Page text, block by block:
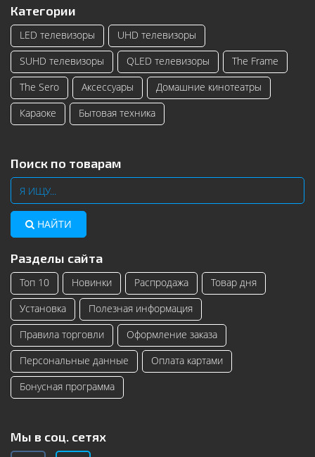
Категории
LED телевизоры
UHD телевизоры
SUHD телевизоры
QLED телевизоры
The Frame
The Sero
Аксессуары
Домашние кинотеатры
Караоке
Бытовая техника
Поиск по товарам
НАЙТИ
Разделы сайта
Топ 10 Новинки Распродажа
Товар дня
Установка
Полезная информация
Правила торговли
Оформление заказа
Персональные данные
Оплата картами
Бонусная программа
Мы в соц. сетях